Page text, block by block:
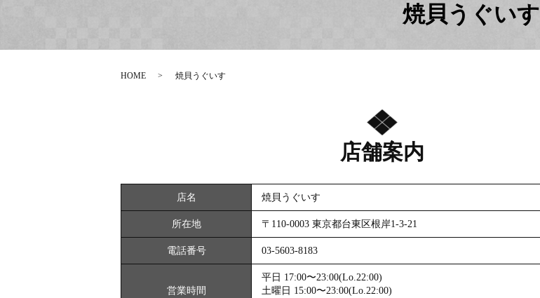
焼貝うぐいす
HOME 焼貝うぐいす
店舗案内
店名 焼貝うぐいす
所在地 〒110-0003 東京都台東区根岸1-3-21
電話番号 03-5603-8183
営業時間
平日 17:00〜23:00(Lo.22:00)
土曜日 15:00〜23:00(Lo.22:00)